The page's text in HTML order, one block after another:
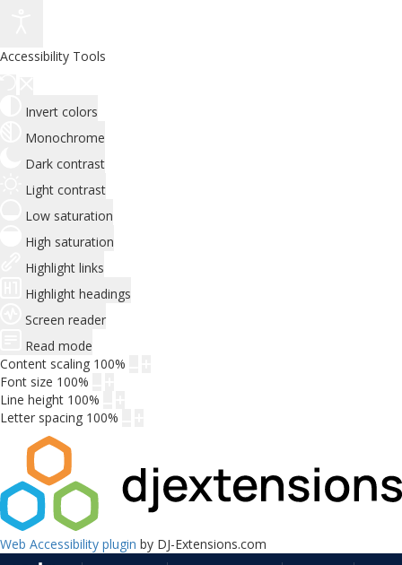
Accessibility Tools
Invert colors
Monochrome
Dark contrast
Light contrast
Low saturation
High saturation
Highlight links
Highlight headings
Screen reader
Read mode
Content scaling 100%
Font size 100%
Line height 100%
Letter spacing 100%
Web Accessibility plugin by DJ-Extensions.com